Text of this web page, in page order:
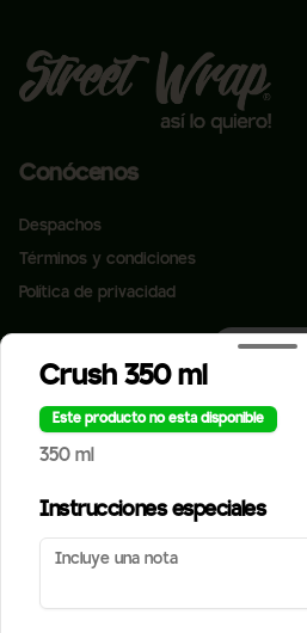
Toca para
Conócenos
Despachos
Términos y condiciones
Política de privacidad
Facebook
Mi cuenta
Pedir
Iniciar sesión
Crush 350 ml
Este producto no esta disponible
350 ml
Instrucciones especiales